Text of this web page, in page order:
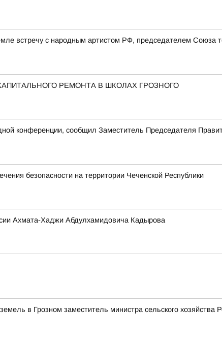
встречу с народным артистом РФ, председателем Союза
РЕМОНТА В ШКОЛАХ ГРОЗНОГО
конференции, сообщил Заместитель Председателя
безопасности на территории Чеченской Республики
Ахмата-Хаджи Абдулхамидовича Кадырова
в Грозном заместитель министра сельского хозяйства